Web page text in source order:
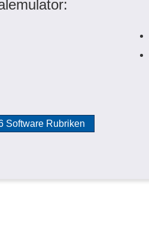
Software Rubriken